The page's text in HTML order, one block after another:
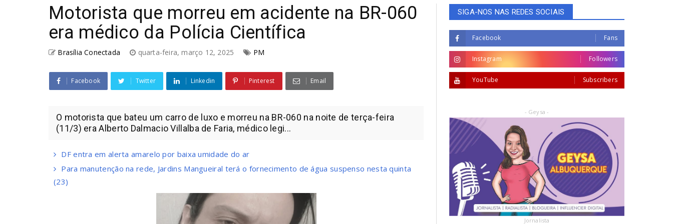
Motorista que morreu em acidente na BR-060
era médico da Polícia Científica
Brasília Conectada quarta-feira, março 12, 2025 PM
Facebook Twitter Linkedin Pinterest Email
O motorista que bateu um carro de luxo e morreu na BR-060 na noite de terça-feira
(11/3) era Alberto Dalmacio Villalba de Faria, médico legi...
DF entra em alerta amarelo por baixa umidade do ar
Para manutenção na rede, Jardins Mangueiral terá o fornecimento de água suspenso nesta quinta
(23)
SIGA-NOS NAS REDES SOCIAIS
Facebook Fans
Instagram Followers
YouTube Subscribers
- Geysa -
Jornalista